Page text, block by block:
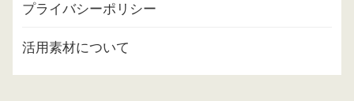
プライバシーポリシー
活用素材について